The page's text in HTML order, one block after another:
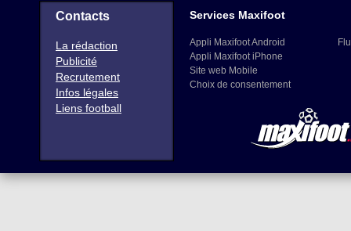
Contacts
La rédaction
Publicité
Recrutement
Infos légales
Liens football
Services Maxifoot
Appli Maxifoot Android
Appli Maxifoot iPhone
Site web Mobile
Choix de consentement